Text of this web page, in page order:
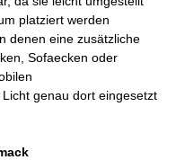
platziert werden
denen eine zusätzliche
Sofaecken oder
genau dort eingesetzt